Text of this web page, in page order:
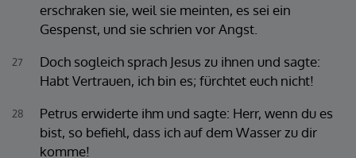
erschraken sie, weil sie meinten, es sei ein
Gespenst, und sie schrien vor Angst.
27
Doch sogleich sprach Jesus zu ihnen und sagte:
Habt Vertrauen, ich bin es; fürchtet euch nicht!
28
Petrus erwiderte ihm und sagte: Herr, wenn du es
bist, so befiehl, dass ich auf dem Wasser zu dir
komme!